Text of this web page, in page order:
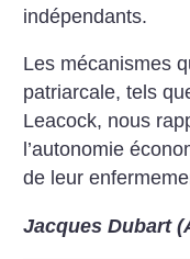
indépendants.
Les mécanismes
patriarcale, tels
Leacock, nous
l’autonomie
de leur
Jacques Dubart